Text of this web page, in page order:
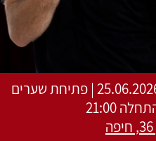
25.06.2026 | פתיחת שערים